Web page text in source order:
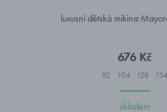
luxusní dětská mikina
676 Kč
92 104 128 134
skladem